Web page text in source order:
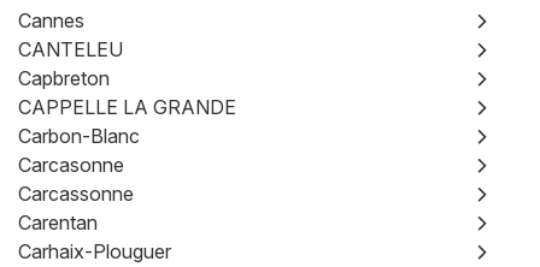
Cannes
CANTELEU
Capbreton
CAPPELLE LA GRANDE
Carbon-Blanc
Carcasonne
Carcassonne
Carentan
Carhaix-Plouguer